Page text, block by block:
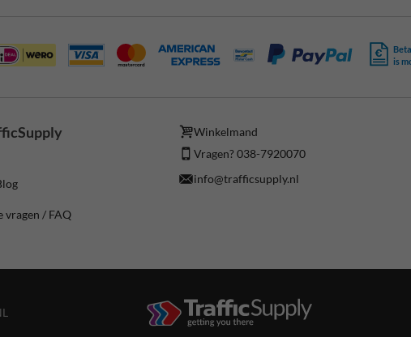
is
vragen / FAQ
Winkelmand
Vragen? 038-7920070
info@trafficsupply.nl